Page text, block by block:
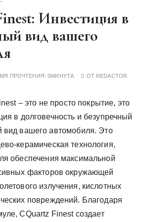
Инвестиция в
вид вашего
ПРОЧТЕНИЯ:0МИНУТА ОТ REDACTOR
– это не просто покрытие, это
в долговечность и безупречный
вид вашего автомобиля. Это
керамическая технология,
обеспечения максимальной
факторов окружающей
излучения, кислотных
повреждений. Благодаря
CQuartz Finest создает